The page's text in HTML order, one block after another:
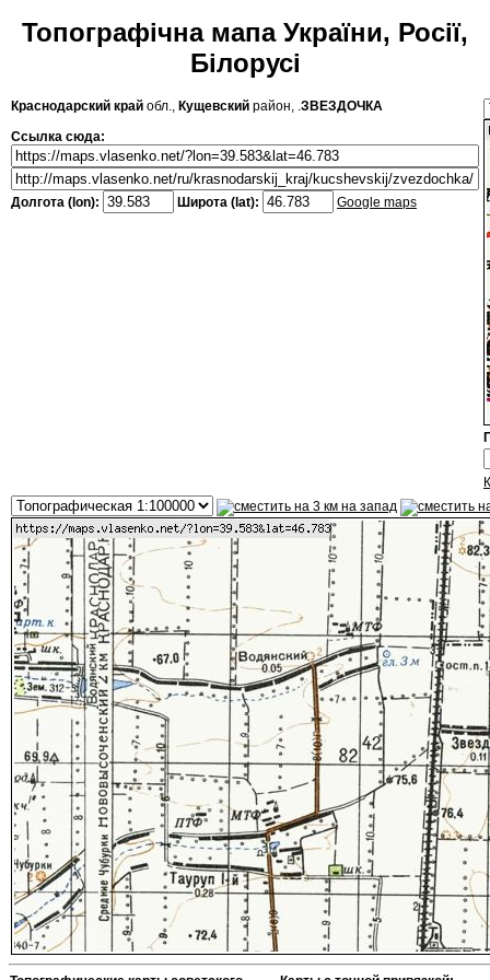
Топографічна мапа України, Росії,
Білорусі
Краснодарский край обл., Кущевский район, .ЗВЕЗДОЧКА
Ссылка сюда:
Долгота (lon): Широта (lat): Google maps